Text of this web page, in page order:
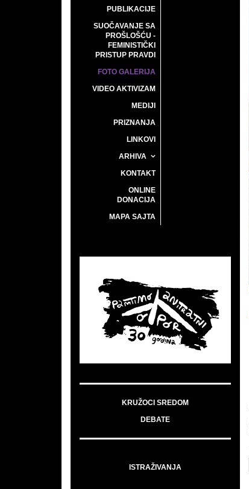
PUBLIKACIJE
SUOČAVANJE SA
PROŠLOŠĆU -
FEMINISTIČKI
PRISTUP PRAVDI
FOTO GALERIJA
VIDEO AKTIVIZAM
MEDIJI
PRIZNANJA
LINKOVI
ARHIVA
KONTAKT
ONLINE
DONACIJA
MAPA SAJTA
KRUŽOCI SREDOM
DEBATE
ISTRAŽIVANJA